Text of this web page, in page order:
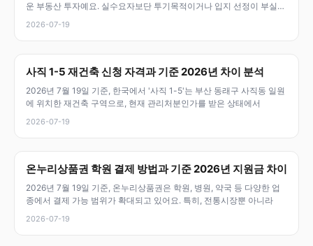
운 부동산 투자예요. 실수요자보단 투기목적이거나 입지 선정이 부실하
2026-07-19
사직 1-5 재건축 신청 자격과 기준 2026년 차이 분석
2026년 7월 19일 기준, 한국에서 '사직 1-5'는 부산 동래구 사직동 일원
에 위치한 재건축 구역으로, 현재 관리처분인가를 받은 상태에서
2026-07-19
온누리상품권 학원 결제 방법과 기준 2026년 지원금 차이
2026년 7월 19일 기준, 온누리상품권은 학원, 병원, 약국 등 다양한 업
종에서 결제 가능 범위가 확대되고 있어요. 특히, 전통시장뿐 아니라
2026-07-19